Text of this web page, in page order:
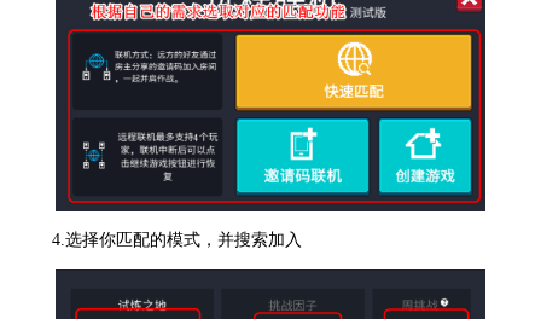
4.选择你匹配的模式，并搜索加入